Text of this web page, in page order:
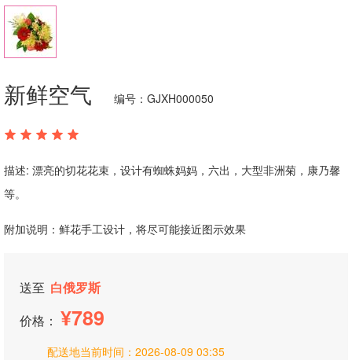
新鲜空气 编号：GJXH000050
描述: 漂亮的切花花束，设计有蜘蛛妈妈，六出，大型非洲菊，康乃馨
等。
附加说明：鲜花手工设计，将尽可能接近图示效果
送至 白俄罗斯
价格：
789
配送地当前时间： 2026-08-09 03:35